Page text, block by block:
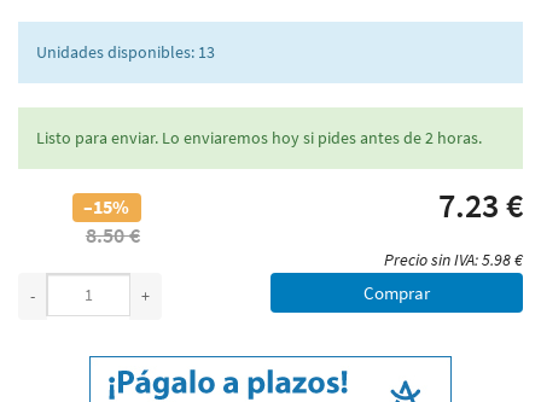
Unidades disponibles: 13
Listo para enviar. Lo enviaremos hoy si pides antes de 2 horas.
–15%
8.50 €
7.23 €
Precio sin IVA: 5.98 €
-
+ Comprar